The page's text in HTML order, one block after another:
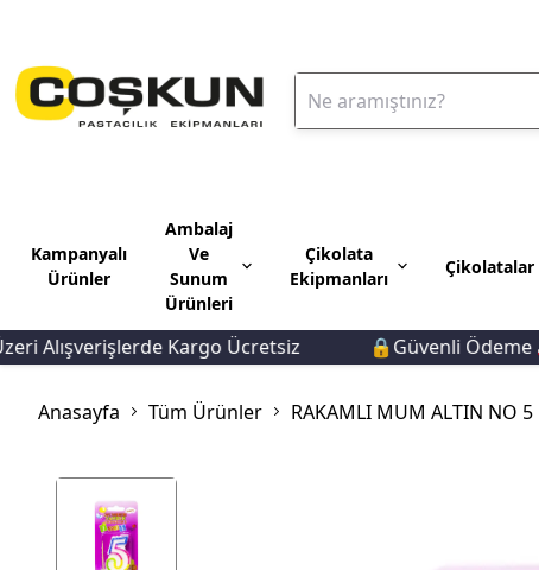
Kampanyalı
Ürünler
Ambalaj
Ve
Sunum
Ürünleri
Çikolata
Ekipmanları
Çikolatalar
Kargo Ücretsiz 🔒Güvenli Ödeme
Anasayfa Tüm Ürünler RAKAMLI MUM ALTIN NO 5